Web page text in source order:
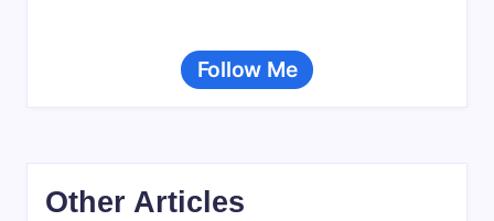
Follow Me
Other Articles